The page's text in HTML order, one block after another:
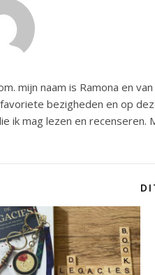
mijn naam is Ramona en
bezigheden en op
ik mag lezen en recenseren.